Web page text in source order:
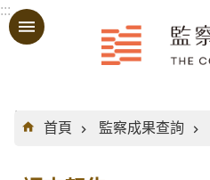
跳到主要內容區塊
:::
:::
首頁
監察成果查詢